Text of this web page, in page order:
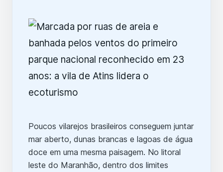
Poucos vilarejos brasileiros conseguem juntar
mar aberto, dunas brancas e lagoas de água
doce em uma mesma paisagem. No litoral
leste do Maranhão, dentro dos limites